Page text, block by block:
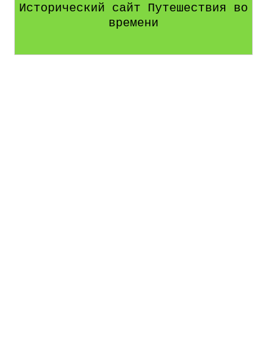
Исторический сайт Путешествия во
времени